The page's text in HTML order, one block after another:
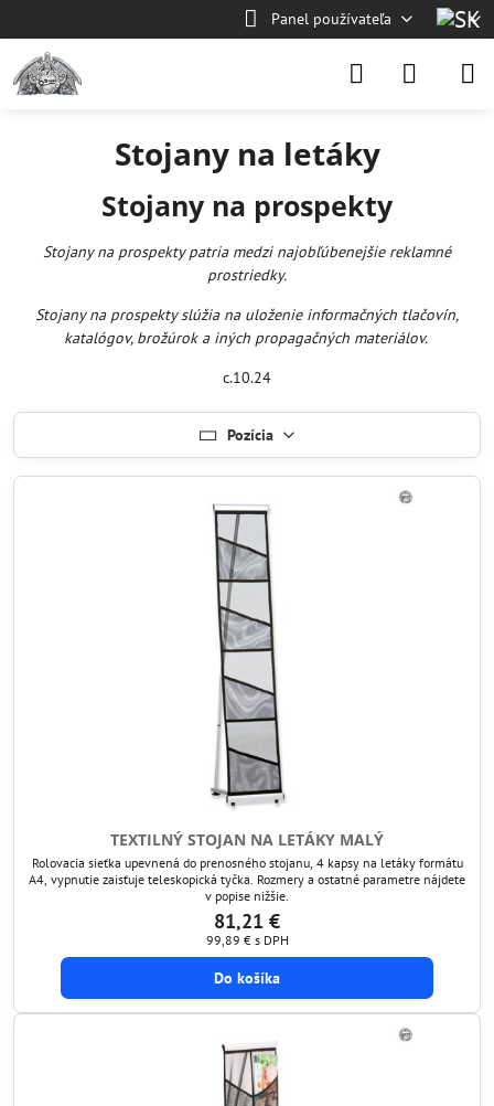
Panel používateľa
Stojany na letáky
Stojany na prospekty
Stojany na prospekty patria medzi najobľúbenejšie reklamné
prostriedky.
Stojany na prospekty slúžia na uloženie informačných tlačovín,
katalógov, brožúrok a iných propagačných materiálov.
c.10.24
Pozícia
TEXTILNÝ STOJAN NA LETÁKY MALÝ
Rolovacia sieťka upevnená do prenosného stojanu, 4 kapsy na letáky formátu
A4, vypnutie zaisťuje teleskopická tyčka. Rozmery a ostatné parametre nájdete
v popise nižšie.
81,21 €
99,89 € s DPH
Do košíka